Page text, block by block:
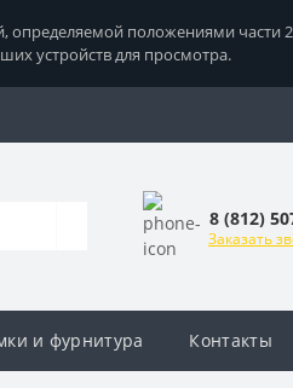
положениями части 2
устройств для просмотра.
8 (812)
Заказать
и фурнитура Контакты